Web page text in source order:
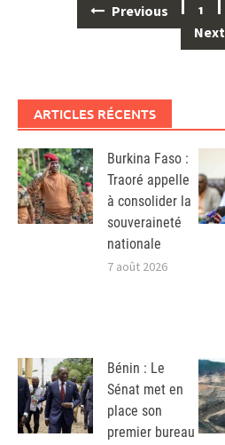
navigation
Previous 1
Next
ARTICLES RÉCENTS
Burkina Faso :
Traoré appelle
à consolider la
souveraineté
nationale
7 août 2026
Bénin : Le
Sénat met en
place son
premier bureau